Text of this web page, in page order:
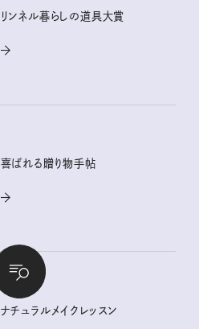
リンネル暮らしの道具大賞
喜ばれる贈り物手帖
ナチュラルメイクレッスン